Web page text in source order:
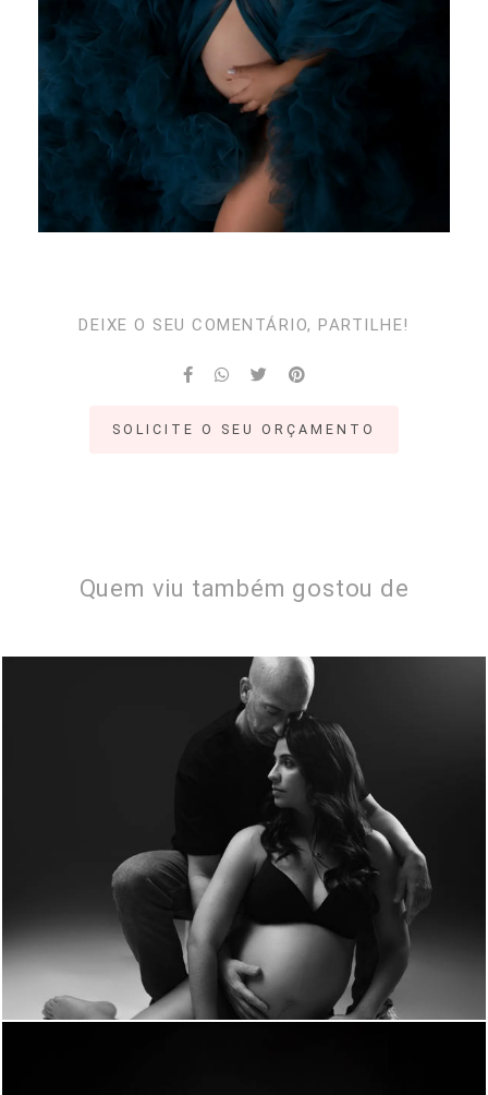
DEIXE O SEU COMENTÁRIO, PARTILHE!
SOLICITE O SEU ORÇAMENTO
Quem viu também gostou de
543 0